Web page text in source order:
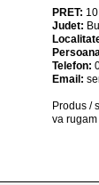
PRET: 10
Judet:
Telefon:
Email:
Produs /
va